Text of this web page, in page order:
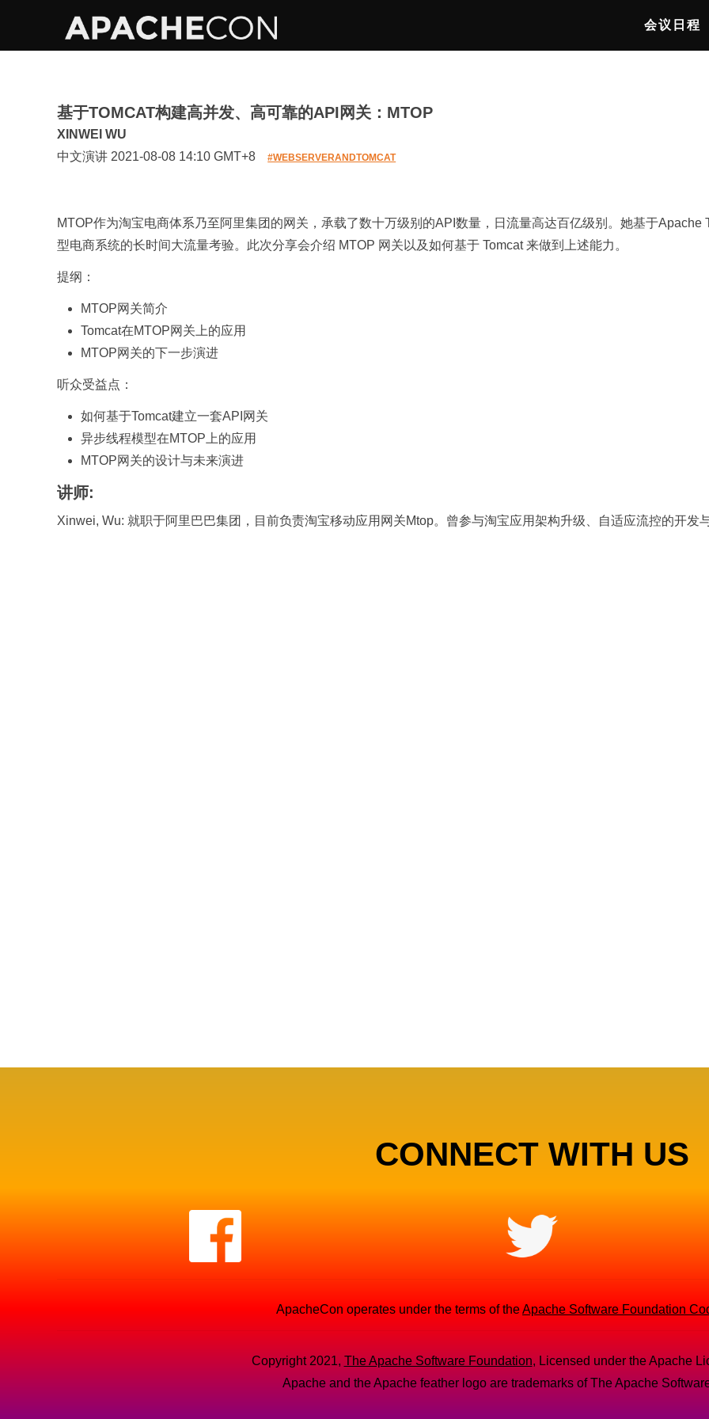
会议日程
基于TOMCAT构建高并发、高可靠的API网关：MTOP
XINWEI WU
中文演讲 2021-08-08 14:10 GMT+8
#WEBSERVERANDTOMCAT
MTOP作为淘宝电商体系乃至阿里集团的网关，承载了数十万级别的API数量，日流量高达百亿级别。她基于
型电商系统的长时间大流量考验。此次分享会介绍 MTOP 网关以及如何基于 Tomcat 来做到上述能力。
提纲：
MTOP网关简介
Tomcat在MTOP网关上的应用
MTOP网关的下一步演进
听众受益点：
如何基于Tomcat建立一套API网关
异步线程模型在MTOP上的应用
MTOP网关的设计与未来演进
讲师:
Xinwei, Wu: 就职于阿里巴巴集团，目前负责淘宝移动应用网关Mtop。曾参与淘宝应用架构升级、自适应流控的开发
CONNECT WITH US
ApacheCon operates under the terms of theApache Software Foundation
Copyright 2021, The Apache Software Foundation, Licensed under the Apache
Apache and the Apache feather logo are trademarks of The Apache